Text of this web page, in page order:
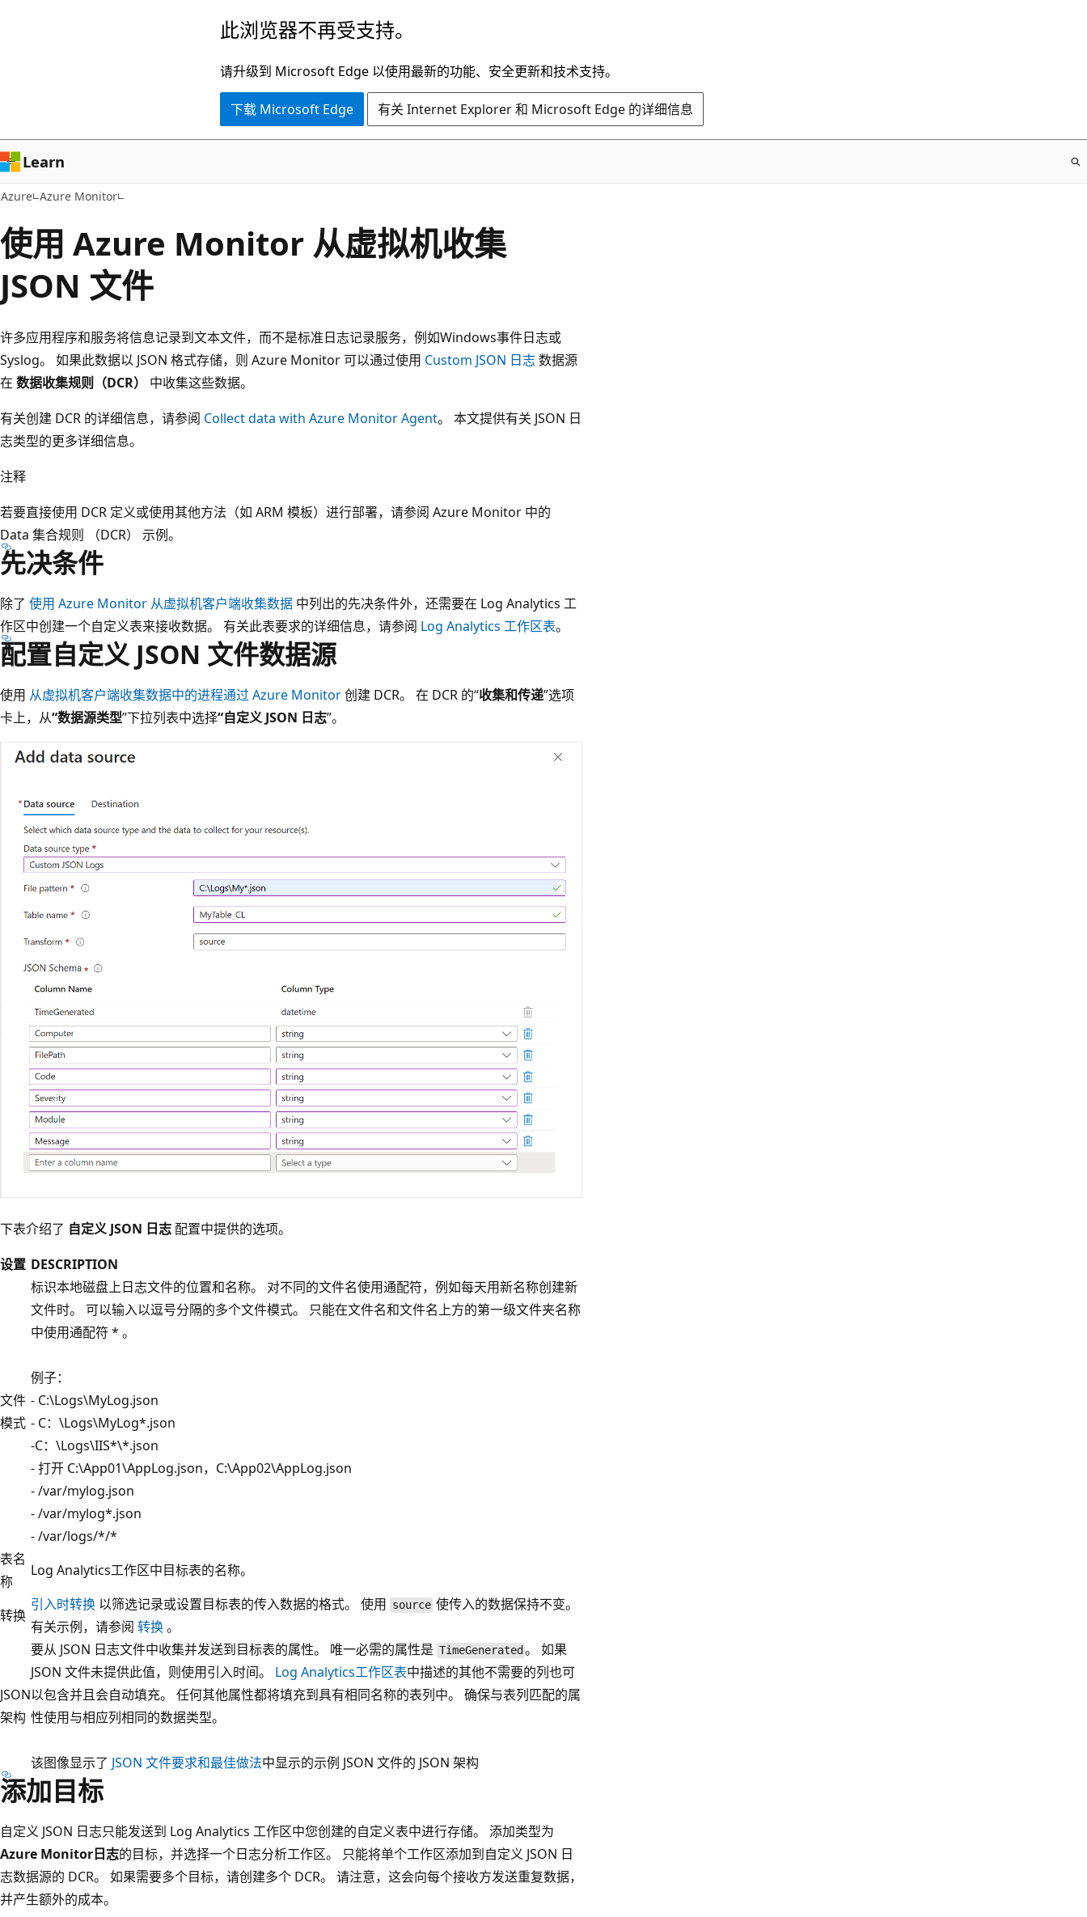
容
此浏览器不再受支持。
请升级到 Microsoft Edge 以使用最新的功能、安全更新和技术支持。
下载 Microsoft Edge 有关 Internet Explorer 和 Microsoft Edge 的详细信息
Learn
Azure Azure Monitor
使用 Azure Monitor 从虚拟机收集
JSON 文件
许多应用程序和服务将信息记录到文本文件，而不是标准日志记录服务，例如Windows事件日志或
Syslog。 如果此数据以 JSON 格式存储，则 Azure Monitor 可以通过使用 Custom JSON 日志数据源
在 数据收集规则（DCR）
中收集这些数据。
有关创建 DCR 的详细信息，请参阅 Collect data with Azure Monitor Agent。 本文提供有关 JSON 日
志类型的更多详细信息。
注释
若要直接使用 DCR 定义或使用其他方法（如 ARM 模板）进行部署，请参阅 Azure Monitor 中的
Data 集合规则 （DCR） 示例。
先决条件
除了 使用 Azure Monitor 从虚拟机客户端收集数据 中列出的先决条件外，还需要在 Log Analytics 工
作区中创建一个自定义表来接收数据。 有关此表要求的详细信息，请参阅 Log Analytics 工作区表。
配置自定义 JSON 文件数据源
使用 从虚拟机客户端收集数据中的进程通过 Azure Monitor创建 DCR。 在 DCR 的“收集和传递”选项
卡上，从“数据源类型”下拉列表中选择“自定义 JSON 日志”。
下表介绍了 自定义 JSON 日志 配置中提供的选项。
设置 DESCRIPTION
文件
模式
标识本地磁盘上日志文件的位置和名称。 对不同的文件名使用通配符，例如每天用新名称创建新
文件时。 可以输入以逗号分隔的多个文件模式。 只能在文件名和文件名上方的第一级文件夹名称
中使用通配符 * 。
例子：
- C:\Logs\MyLog.json
- C：\Logs\MyLog*.json
-C：\Logs\IIS*\*.json
- 打开 C:\App01\AppLog.json，C:\App02\AppLog.json
- /var/mylog.json
- /var/mylog*.json
- /var/logs/*/*
表名
称
Log Analytics工作区中目标表的名称。
转换
引入时转换 以筛选记录或设置目标表的传入数据的格式。 使用 source 使传入的数据保持不变。
有关示例，请参阅 转换。
JSON
架构
要从 JSON 日志文件中收集并发送到目标表的属性。 唯一必需的属性是 TimeGenerated 。 如果
JSON 文件未提供此值，则使用引入时间。 Log Analytics工作区表中描述的其他不需要的列也可
以包含并且会自动填充。 任何其他属性都将填充到具有相同名称的表列中。 确保与表列匹配的属
性使用与相应列相同的数据类型。
该图像显示了 JSON 文件要求和最佳做法中显示的示例 JSON 文件的 JSON 架构
添加目标
自定义 JSON 日志只能发送到 Log Analytics 工作区中您创建的自定义表中进行存储。 添加类型为
Azure Monitor日志的目标，并选择一个日志分析工作区。 只能将单个工作区添加到自定义 JSON 日
志数据源的 DCR。 如果需要多个目标，请创建多个 DCR。 请注意，这会向每个接收方发送重复数据，
并产生额外的成本。